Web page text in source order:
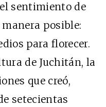
sentimiento de
posible:
para florecer.
de Juchitán, la
que creó,
setecientas